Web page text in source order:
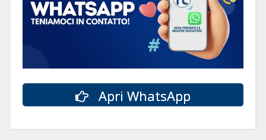
Apri WhatsApp